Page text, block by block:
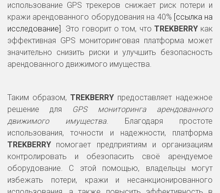
использование GPS трекеров снижает риск потери и
кражи арендованного оборудования на 40% [ссылка на
исследование]. Это говорит о том, чтоTREKBERRY как
эффективная GPS мониторинговая платформа может
значительно снизить риски и улучшить безопасность
арендованного движимого имущества.
Таким образом,TREKBERRY предоставляет надежное
решение для GPS мониторинга арендованного
движимого имущества. Благодаря простоте
использования, точности и надежности, платформа
TREKBERRY помогает предприятиям и организациям
контролировать и обезопасить своё арендуемое
оборудование. С этой помощью, владельцы могут
избежать потери, кражи и несанкционированного